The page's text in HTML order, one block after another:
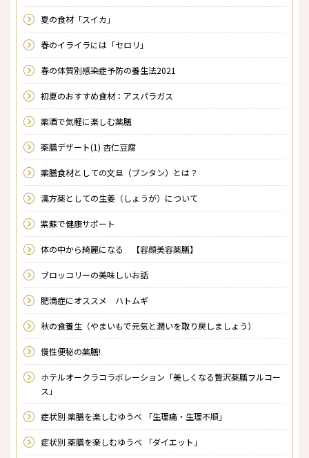
夏の食材「スイカ」
春のイライラには「セロリ」
春の体質別感染症予防の養生法2021
初夏のおすすめ食材：アスパラガス
薬酒で気軽に楽しむ薬膳
薬膳デザート(1) 杏仁豆腐
薬膳食材としての文旦（ブンタン）とは？
漢方薬としての生姜（しょうが）について
紫蘇で健康サポート
体の中から綺麗になる 【容顔美容薬膳】
ブロッコリーの美味しいお話
肥満症にオススメ ハトムギ
秋の食養生（やまいもで元気と潤いを取り戻しましょう）
慢性便秘の薬膳!
ホテルオークラコラボレーション「美しくなる贅沢薬膳フルコー
ス」
症状別 薬膳を楽しむゆうべ 「生理痛・生理不順」
症状別 薬膳を楽しむゆうべ 「ダイエット」